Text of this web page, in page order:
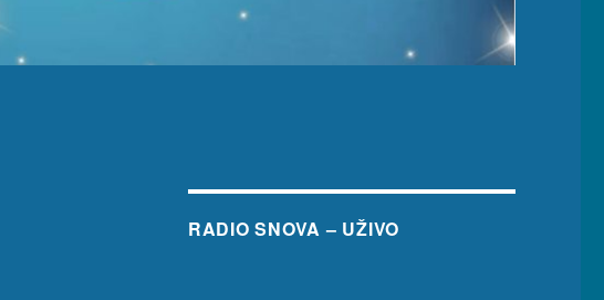
RADIO SNOVA – UŽIVO